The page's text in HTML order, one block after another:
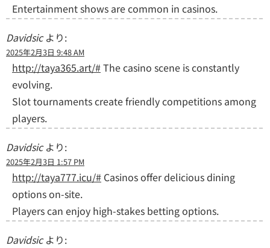
Entertainment shows are common in casinos.
Davidsic より:
2025年2月3日 9:48 AM
http://taya365.art/#The casino scene is constantly
evolving.
Slot tournaments create friendly competitions among
players.
Davidsic より:
2025年2月3日 1:57 PM
http://taya777.icu/# Casinos offer delicious dining
options on-site.
Players can enjoy high-stakes betting options.
Davidsic より: